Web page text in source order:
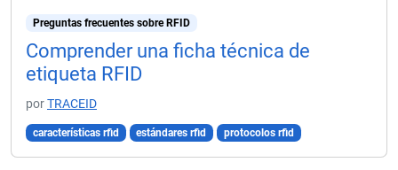
Preguntas frecuentes sobre RFID
Comprender una ficha técnica de
etiqueta RFID
porTRACEID
características rfid estándares rfid protocolos rfid